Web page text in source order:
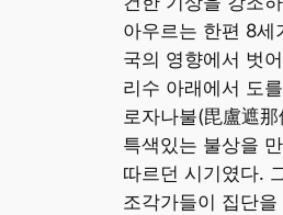
아우르는 한편 8세
국의 영향에서 벗
리수 아래에서 도
로자나불(毘盧遮
특색있는 불상을
따르던 시기였다.
조각가들이 집단